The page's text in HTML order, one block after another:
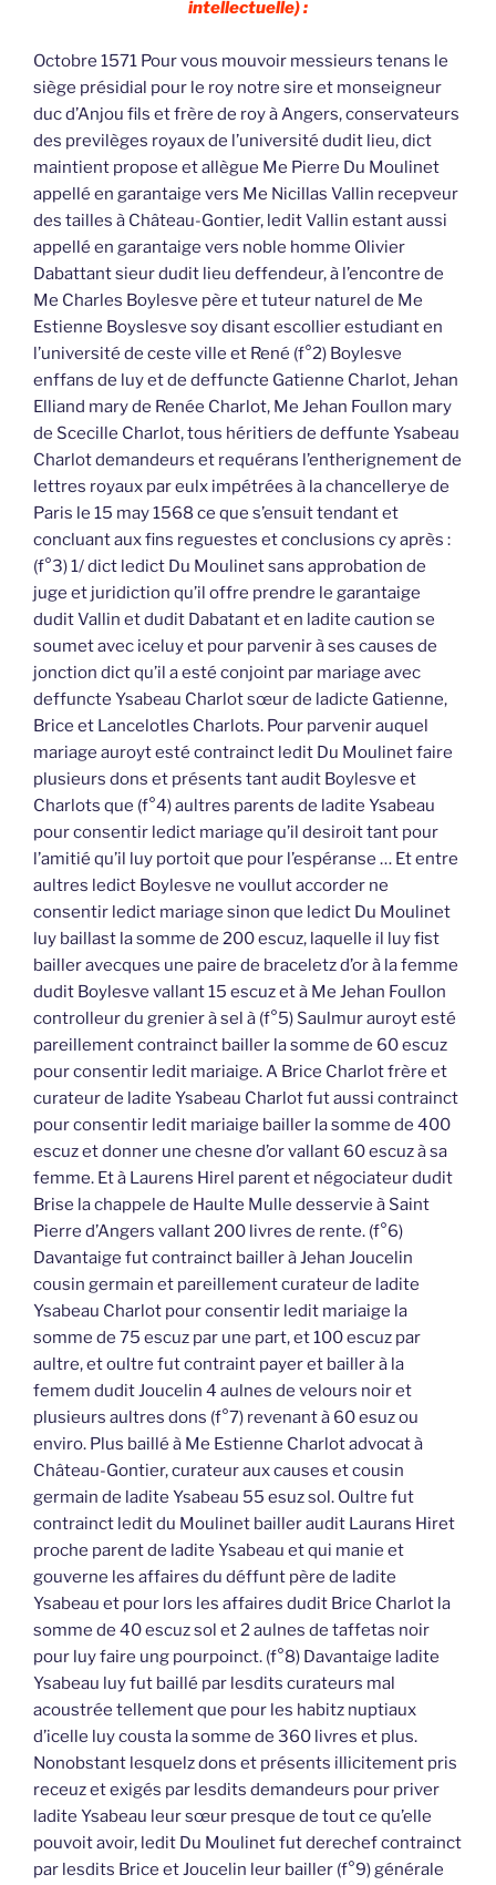
intellectuelle) :
Octobre 1571 Pour vous mouvoir messieurs tenans le
siège présidial pour le roy notre sire et monseigneur
duc d’Anjou fils et frère de roy à Angers, conservateurs
des previlèges royaux de l’université dudit lieu, dict
maintient propose et allègue Me Pierre Du Moulinet
appellé en garantaige vers Me Nicillas Vallin recepveur
des tailles à Château-Gontier, ledit Vallin estant aussi
appellé en garantaige vers noble homme Olivier
Dabattant sieur dudit lieu deffendeur, à l’encontre de
Me Charles Boylesve père et tuteur naturel de Me
Estienne Boyslesve soy disant escollier estudiant en
l’université de ceste ville et René (f°2) Boylesve
enffans de luy et de deffuncte Gatienne Charlot, Jehan
Elliand mary de Renée Charlot, Me Jehan Foullon mary
de Scecille Charlot, tous héritiers de deffunte Ysabeau
Charlot demandeurs et requérans l’entherignement de
lettres royaux par eulx impétrées à la chancellerye de
Paris le 15 may 1568 ce que s’ensuit tendant et
concluant aux fins reguestes et conclusions cy après :
(f°3) 1/ dict ledict Du Moulinet sans approbation de
juge et juridiction qu’il offre prendre le garantaige
dudit Vallin et dudit Dabatant et en ladite caution se
soumet avec iceluy et pour parvenir à ses causes de
jonction dict qu’il a esté conjoint par mariage avec
deffuncte Ysabeau Charlot sœur de ladicte Gatienne,
Brice et Lancelotles Charlots. Pour parvenir auquel
mariage auroyt esté contrainct ledit Du Moulinet faire
plusieurs dons et présents tant audit Boylesve et
Charlots que (f°4) aultres parents de ladite Ysabeau
pour consentir ledict mariage qu’il desiroit tant pour
l’amitié qu’il luy portoit que pour l’espéranse … Et entre
aultres ledict Boylesve ne voullut accorder ne
consentir ledict mariage sinon que ledict Du Moulinet
luy baillast la somme de 200 escuz, laquelle il luy fist
bailler avecques une paire de braceletz d’or à la femme
dudit Boylesve vallant 15 escuz et à Me Jehan Foullon
controlleur du grenier à sel à (f°5) Saulmur auroyt esté
pareillement contrainct bailler la somme de 60 escuz
pour consentir ledit mariaige. A Brice Charlot frère et
curateur de ladite Ysabeau Charlot fut aussi contrainct
pour consentir ledit mariaige bailler la somme de 400
escuz et donner une chesne d’or vallant 60 escuz à sa
femme. Et à Laurens Hirel parent et négociateur dudit
Brise la chappele de Haulte Mulle desservie à Saint
Pierre d’Angers vallant 200 livres de rente. (f°6)
Davantaige fut contrainct bailler à Jehan Joucelin
cousin germain et pareillement curateur de ladite
Ysabeau Charlot pour consentir ledit mariaige la
somme de 75 escuz par une part, et 100 escuz par
aultre, et oultre fut contraint payer et bailler à la
femem dudit Joucelin 4 aulnes de velours noir et
plusieurs aultres dons (f°7) revenant à 60 esuz ou
enviro. Plus baillé à Me Estienne Charlot advocat à
Château-Gontier, curateur aux causes et cousin
germain de ladite Ysabeau 55 esuz sol. Oultre fut
contrainct ledit du Moulinet bailler audit Laurans Hiret
proche parent de ladite Ysabeau et qui manie et
gouverne les affaires du déffunt père de ladite
Ysabeau et pour lors les affaires dudit Brice Charlot la
somme de 40 escuz sol et 2 aulnes de taffetas noir
pour luy faire ung pourpoinct. (f°8) Davantaige ladite
Ysabeau luy fut baillé par lesdits curateurs mal
acoustrée tellement que pour les habitz nuptiaux
d’icelle luy cousta la somme de 360 livres et plus.
Nonobstant lesquelz dons et présents illicitement pris
receuz et exigés par lesdits demandeurs pour priver
ladite Ysabeau leur sœur presque de tout ce qu’elle
pouvoit avoir, ledit Du Moulinet fut derechef contrainct
par lesdits Brice et Joucelin leur bailler (f°9) générale